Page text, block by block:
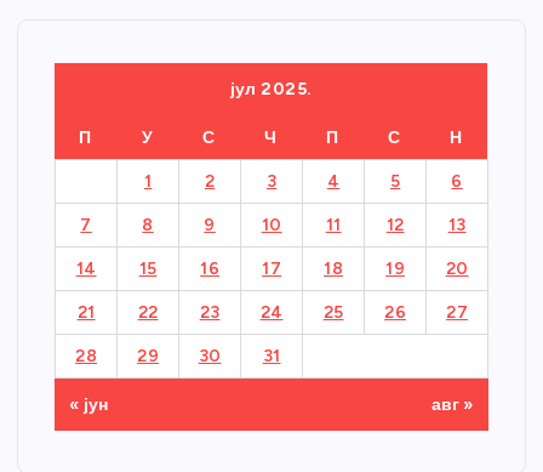
јул 2025.
П У С Ч П С Н
1 2 3 4 5 6
7 8 9 10 11 12 13
14 15 16 17 18 19 20
21 22 23 24 25 26 27
28 29 30 31
« јун авг »